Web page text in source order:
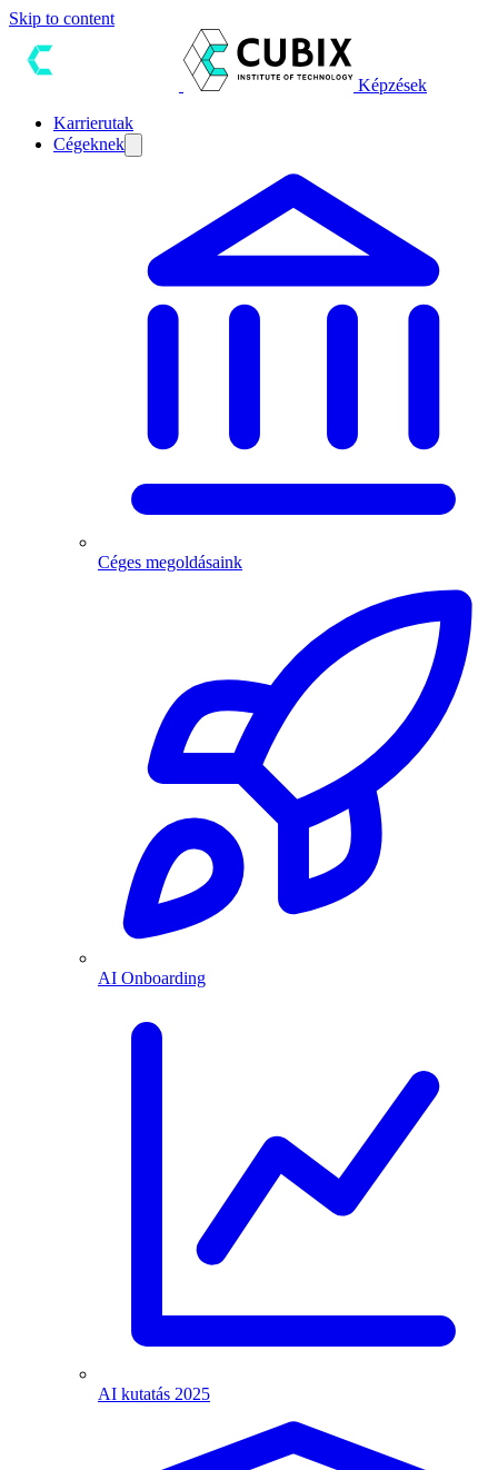
Skip to content
Képzések
Karrierutak
Cégeknek
Céges megoldásaink
AI Onboarding
AI kutatás 2025